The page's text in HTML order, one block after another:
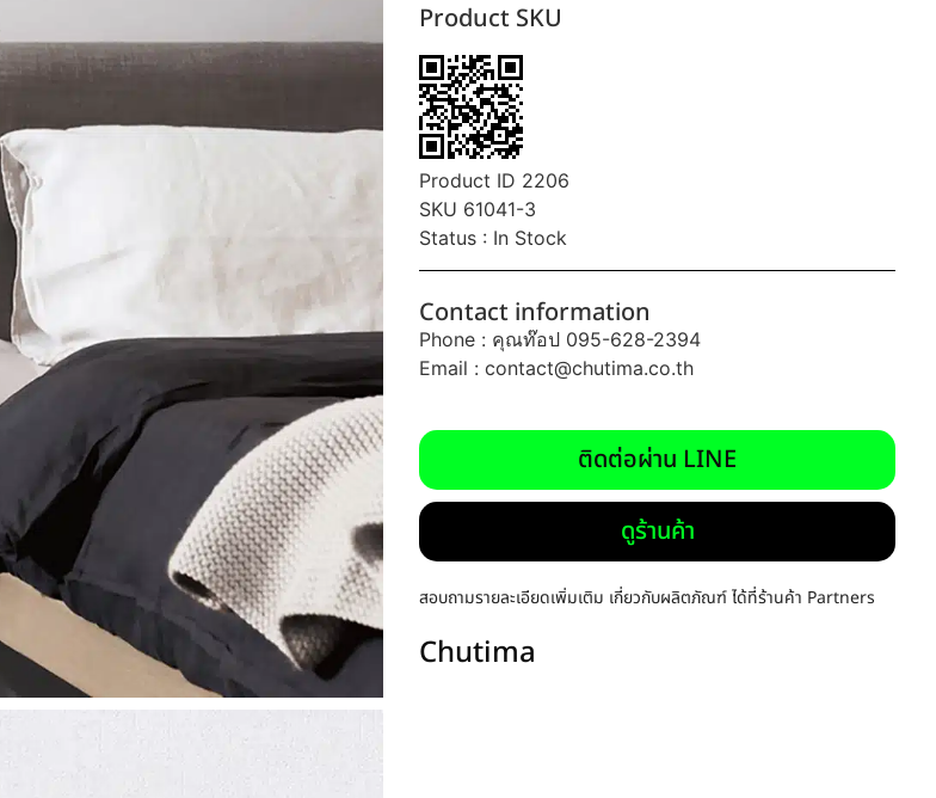
Product SKU
Product ID 2206
SKU 61041-3
Status : In Stock
Contact information
Phone : คุณท๊อป 095-628-2394
Email :contact@chutima.co.th
ติดต่อผ่าน LINE
ดูร้านค้า
สอบถามรายละเอียดเพิ่มเติม เกี่ยวกับผลิตภัณฑ์ ได้ที่ร้านค้า Partners
Chutima